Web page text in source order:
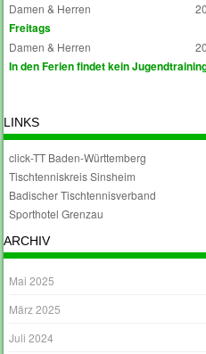
Damen & Herren
Freitags
Damen & Herren
In den Ferien findet kein
LINKS
click-TT Baden-Württemberg
Tischtenniskreis Sinsheim
Badischer Tischtennisverband
Sporthotel Grenzau
ARCHIV
Mai 2025
März 2025
Juli 2024